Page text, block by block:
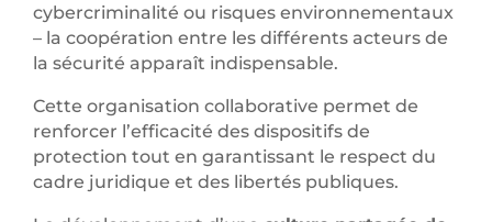
cybercriminalité ou risques environnementaux
– la coopération entre les différents acteurs de
la sécurité apparaît indispensable.
Cette organisation collaborative permet de
renforcer l’efficacité des dispositifs de
protection tout en garantissant le respect du
cadre juridique et des libertés publiques.